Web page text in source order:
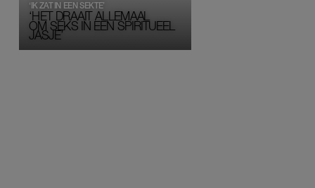
‘HET DRAAIT ALLEMAAL
OM SEKS IN EEN SPIRITUEEL
JASJE’
‘IK ZAT IN EEN SEKTE’